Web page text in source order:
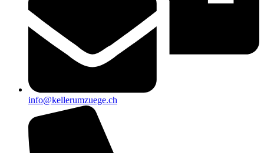
info@kellerumzuege.ch